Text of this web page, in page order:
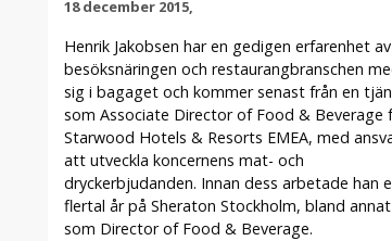
18 december 2015,
Henrik Jakobsen har en gedigen erfarenhet av
besöksnäringen och restaurangbranschen
sig i bagaget och kommer senast från en
som Associate Director of Food & Beverage
Starwood Hotels & Resorts EMEA, med
att utveckla koncernens mat- och
dryckerbjudanden. Innan dess arbetade han
flertal år på Sheraton Stockholm, bland annat
som Director of Food & Beverage.